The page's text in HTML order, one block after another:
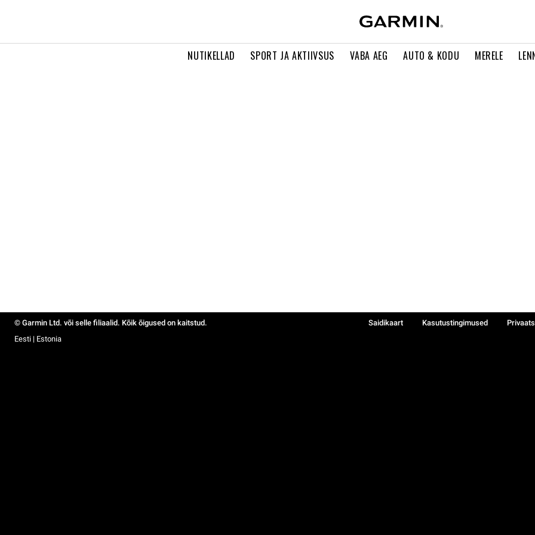
NUTIKELLAD SPORT JA AKTIIVSUS VABA AEG AUTO & KODU MERELE
© Garmin Ltd. või selle filiaalid. Kõik õigused on kaitstud. Saidikaart Kasutustingimused
Eesti | Estonia